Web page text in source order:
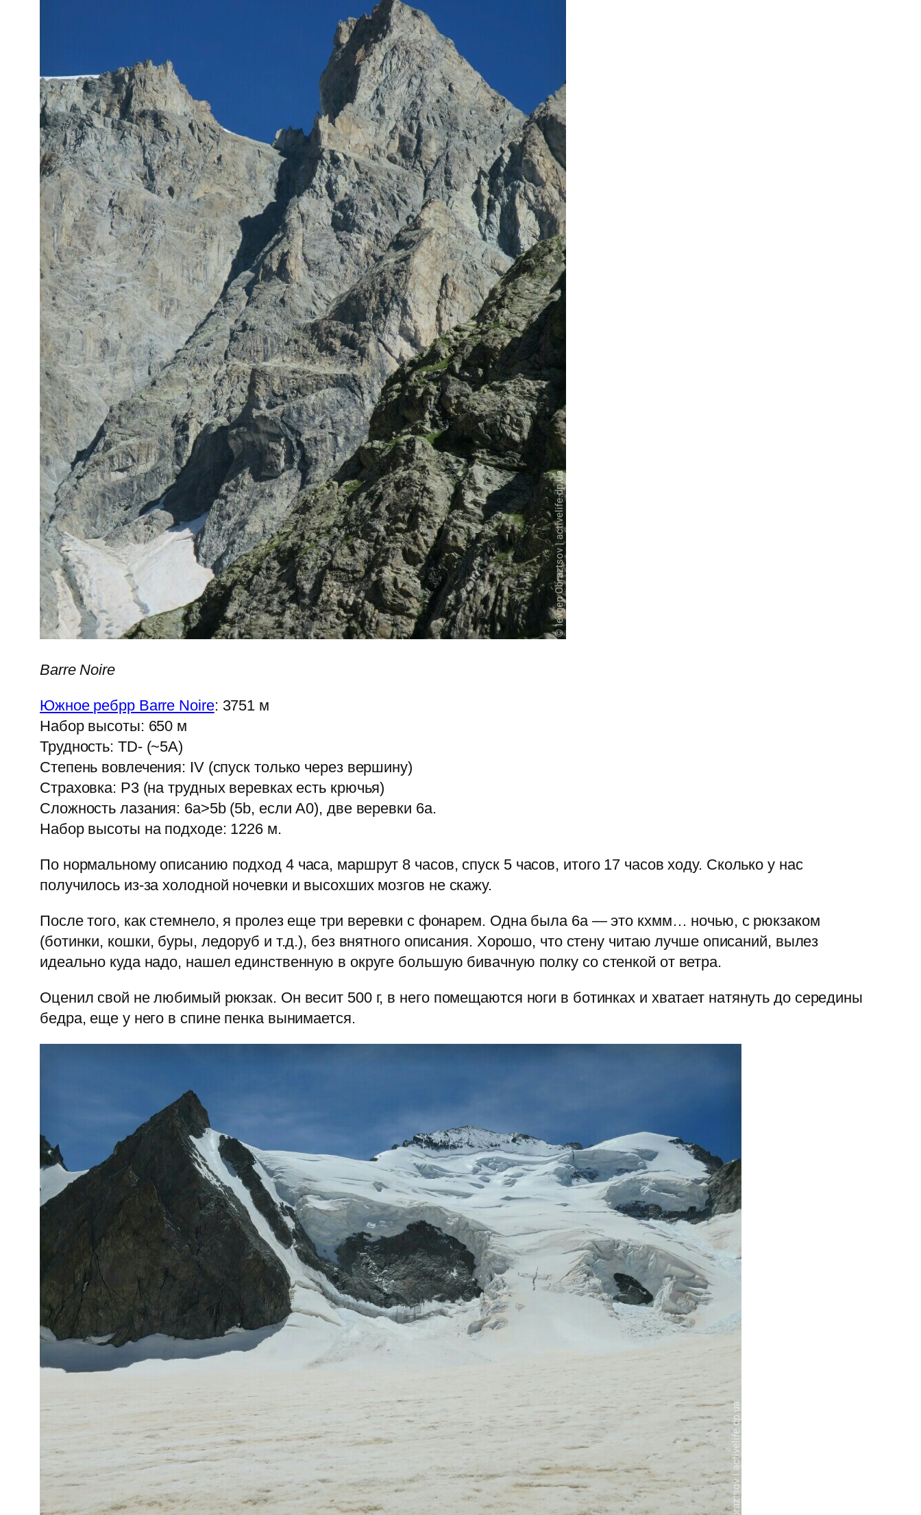
Barre Noire
Южное ребрр Barre Noire: 3751 м
Набор высоты: 650 м
Трудность: TD- (~5A)
Степень вовлечения: IV (спуск только через вершину)
Страховка: P3 (на трудных веревках есть крючья)
Сложность лазания: 6а>5b (5b, если A0), две веревки 6а.
Набор высоты на подходе: 1226 м.
По нормальному описанию подход 4 часа, маршрут 8 часов, спуск 5 часов, итого 17 часов ходу. Сколько у нас
получилось из-за холодной ночевки и высохших мозгов не скажу.
После того, как стемнело, я пролез еще три веревки с фонарем. Одна была 6а — это кхмм… ночью, с рюкзаком
(ботинки, кошки, буры, ледоруб и т.д.), без внятного описания. Хорошо, что стену читаю лучше описаний, вылез
идеально куда надо, нашел единственную в округе большую бивачную полку со стенкой от ветра.
Оценил свой не любимый рюкзак. Он весит 500 г, в него помещаются ноги в ботинках и хватает натянуть до середины
бедра, еще у него в спине пенка вынимается.